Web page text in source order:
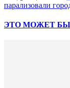
парализовали
ЭТО МОЖЕТ